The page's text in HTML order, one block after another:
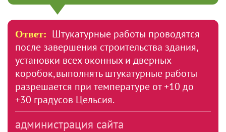
Ответ: Штукатурные работы проводятся
после завершения строительства здания,
установки всех оконных и дверных
коробок,выполнять штукатурные работы
разрешается при температуре от +10 до
+30 градусов Цельсия.
администрация сайта